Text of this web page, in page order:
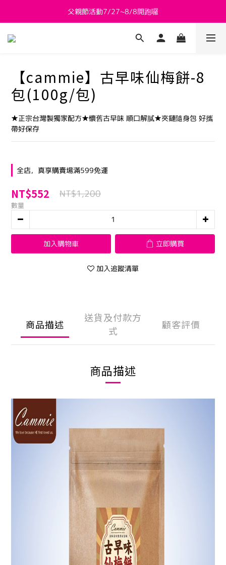
新會員送 $800購物金
父親節活動7/27~8/8開跑囉
新會員送 $800購物金
【cammie】古早味仙梅餅-8
包(100g/包)
★正宗台灣製獨家配方★懷舊古早味 順口解膩★夾鏈隨身包 好攜
帶好保存
全店，真享購賣場滿599免運
NT$552 NT$1,200
數量
加入購物車 立即購買
加入追蹤清單
商品描述
送貨及付款方
式
顧客評價
商品描述